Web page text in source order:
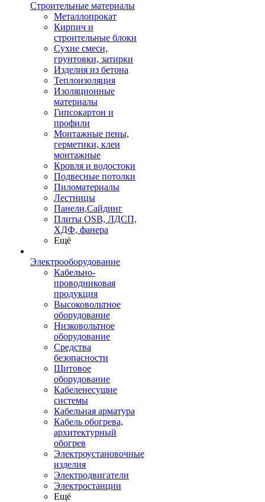
Строительные материалы
Металлопрокат
Кирпич и
строительные блоки
Сухие смеси,
грунтовки, затирки
Изделия из бетона
Теплоизоляция
Изоляционные
материалы
Гипсокартон и
профили
Монтажные пены,
герметики, клеи
монтажные
Кровля и водостоки
Подвесные потолки
Пиломатериалы
Лестницы
Панели,Сайдинг
Плиты OSB, ЛДСП,
ХДФ, фанера
Ещё
Электрооборудование
Кабельно-
проводниковая
продукция
Высоковольтное
оборудование
Низковольтное
оборудование
Средства
безопасности
Щитовое
оборудование
Кабеленесущие
системы
Кабельная арматура
Кабель обогрева,
архитектурный
обогрев
Электроустановочные
изделия
Электродвигатели
Электростанции
Ещё